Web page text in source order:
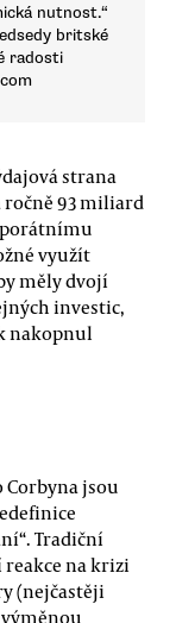
nutnost.“
britské
radosti
strana
ročně 93 miliard
využít
měly dvojí
investic,
nakopnul
jsou
Tradiční
na krizi
(nejčastěji